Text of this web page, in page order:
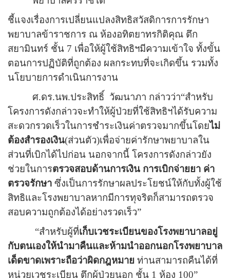
ชี้แจงเรื่องการเปลี่ยนแปลงสิทธิสวัสดิการการรักษา
พยาบาลข้าราชการ ณ ห้องอทิตยาทรกิติคุณ ตึก
สยามินทร์ ชั้น 7 เพื่อให้ผู้ใช้สิทธิฯมีความเข้าใจ ทั้งขั้น
ตอนการปฏิบัติที่ถูกต้อง ผลกระทบที่จะเกิดขึ้น รวมทั้ง
นโยบายการดำเนินการงาน
ศ.ดร.นพ.ประสิทธิ์ วัฒนาภา กล่าวว่า“สำหรับ
โครงการดังกล่าวจะทำให้ผู้ป่วยที่ใช้สิทธิฯได้รับความ
สะดวกรวดเร็วในการชำระเงินค่าตรวจมากขึ้นโดยไม่
ต้องสำรองเงิน(ส่วนตัว)เพื่อจ่ายค่ารักษาพยาบาลใน
ส่วนที่เบิกได้ไปก่อน นอกจากนี้ โครงการดังกล่าวยัง
ช่วยในการตรวจสอบด้านการเงิน การเบิกจ่ายยา ค่า
ตรวจรักษา ซึ่งเป็นการรักษาผลประโยชน์ให้กับทั้งผู้ใช้
สิทธิและโรงพยาบาลหากมีการทุจริตก็สามารถตรวจ
สอบความถูกต้องได้อย่างรวดเร็ว”
“สำหรับผู้ที่เก็บเวชระเบียนของโรงพยาบาลอยู่
กับตนเองให้นำมาคืนและห้ามนำออกนอกโรงพยาบาล
เด็ดขาดเพราะถือว่าผิดกฎหมาย ท่านสามารถคืนได้ที่
หน่วยเวชระเบียน ตึกผู้ป่วยนอก ชั้น 1 ห้อง 100”